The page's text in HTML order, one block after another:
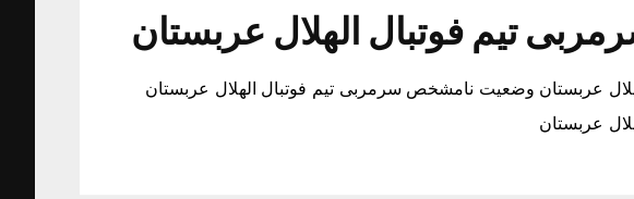
تیم فوتبال الهلال عربستان
عربستان وضعیت نامشخص سرمربی تیم فوتبال الهلال عربستان
عربستان